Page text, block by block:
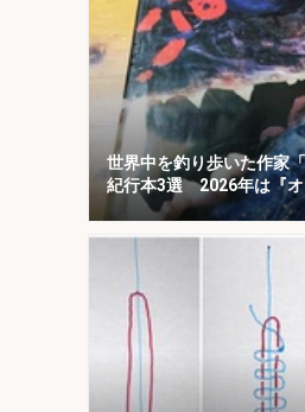
世界中を釣り歩いた作家
紀行本3選 2026年は『オ
50周年